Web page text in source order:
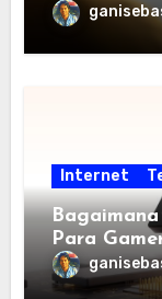
Internet
Para